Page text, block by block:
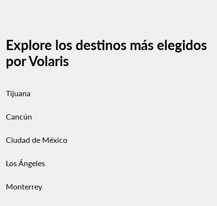
Explore los destinos más elegidos
por Volaris
Tijuana
Cancún
Ciudad de México
Los Ángeles
Monterrey